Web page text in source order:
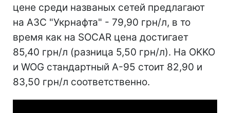
цене среди названых сетей предлагают
на АЗС "Укрнафта" - 79,90 грн/л, в то
время как на SOCAR цена достигает
85,40 грн/л (разница 5,50 грн/л). На OKKO
и WOG стандартный А-95 стоит 82,90 и
83,50 грн/л соответственно.